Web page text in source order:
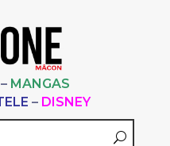
– MANGAS
– DISNEY